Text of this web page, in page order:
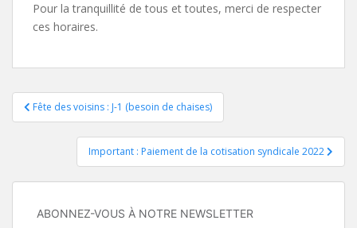
Pour la tranquillité de tous et toutes, merci de respecter
ces horaires.
Navigation
l’article
Fête des voisins : J-1 (besoin de chaises)
Important : Paiement de la cotisation syndicale 2022
ABONNEZ-VOUS À NOTRE NEWSLETTER